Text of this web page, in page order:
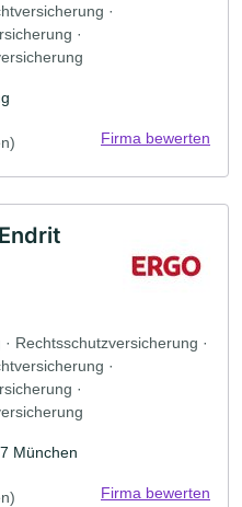
·
·
Firma bewerten
Rechtsschutzversicherung ·
·
·
München
Firma bewerten